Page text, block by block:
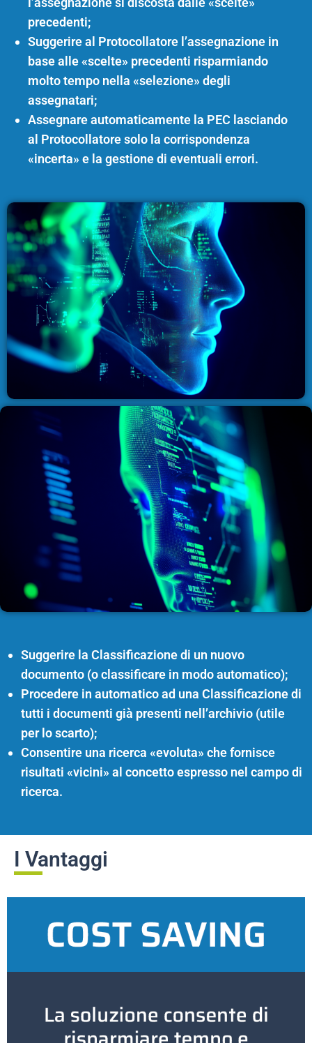
precedenti;
Suggerire al Protocollatore l’assegnazione in
base alle «scelte» precedenti risparmiando
molto tempo nella «selezione» degli
assegnatari;
Assegnare automaticamente la PEC lasciando
al Protocollatore solo la corrispondenza
«incerta» e la gestione di eventuali errori.
Suggerire la Classificazione di un nuovo
documento (o classificare in modo automatico);
Procedere in automatico ad una Classificazione di
tutti i documenti già presenti nell’archivio (utile
per lo scarto);
Consentire una ricerca «evoluta» che fornisce
risultati «vicini» al concetto espresso nel campo di
ricerca.
I Vantaggi